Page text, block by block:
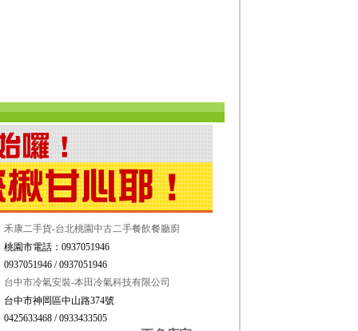
禾康二手貨-台北桃園中古二手餐飲餐廳廚
桃園市電話：0937051946
0937051946 / 0937051946
台中市冷氣安裝-本田冷氣科技有限公司
台中市神岡區中山路374號
0425633468 / 0933433505